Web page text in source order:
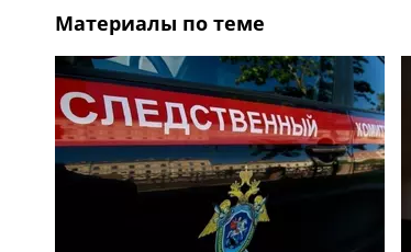
Материалы по теме